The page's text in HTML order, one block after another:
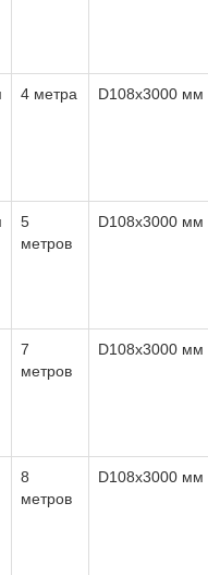
4 метра D108х3000 мм
5
метров
D108х3000 мм
7
метров
D108х3000 мм
8
метров
D108х3000 мм